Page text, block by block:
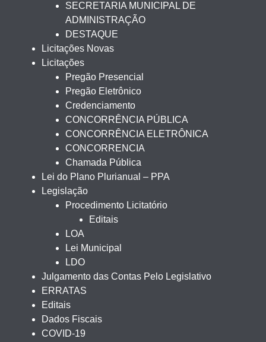
SECRETARIA MUNICIPAL DE
ADMINISTRAÇÃO
DESTAQUE
Licitações Novas
Licitações
Pregão Presencial
Pregão Eletrônico
Credenciamento
CONCORRÊNCIA PÚBLICA
CONCORRÊNCIA ELETRÔNICA
CONCORRENCIA
Chamada Pública
Lei do Plano Plurianual – PPA
Legislação
Procedimento Licitatório
Editais
LOA
Lei Municipal
LDO
Julgamento das Contas Pelo Legislativo
ERRATAS
Editais
Dados Fiscais
COVID-19